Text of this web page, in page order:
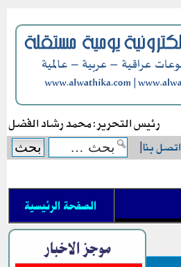
رئيس التحرير: محمد رشاد الفضل
اتصل بنا|
الصفحة الرئيسية
موجز الاخبار